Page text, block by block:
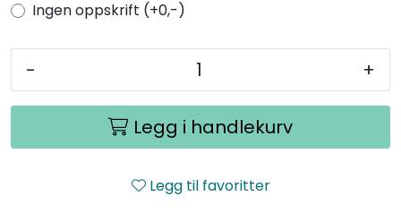
Ingen oppskrift (+0,-)
- +
Legg i handlekurv
Legg til favoritter